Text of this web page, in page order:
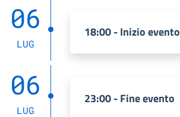
06
LUG
18:00 - Inizio evento
06
LUG
23:00 - Fine evento